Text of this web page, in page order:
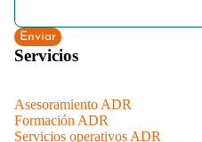
Enviar
Servicios
Asesoramiento ADR
Formación ADR
Servicios operativos ADR